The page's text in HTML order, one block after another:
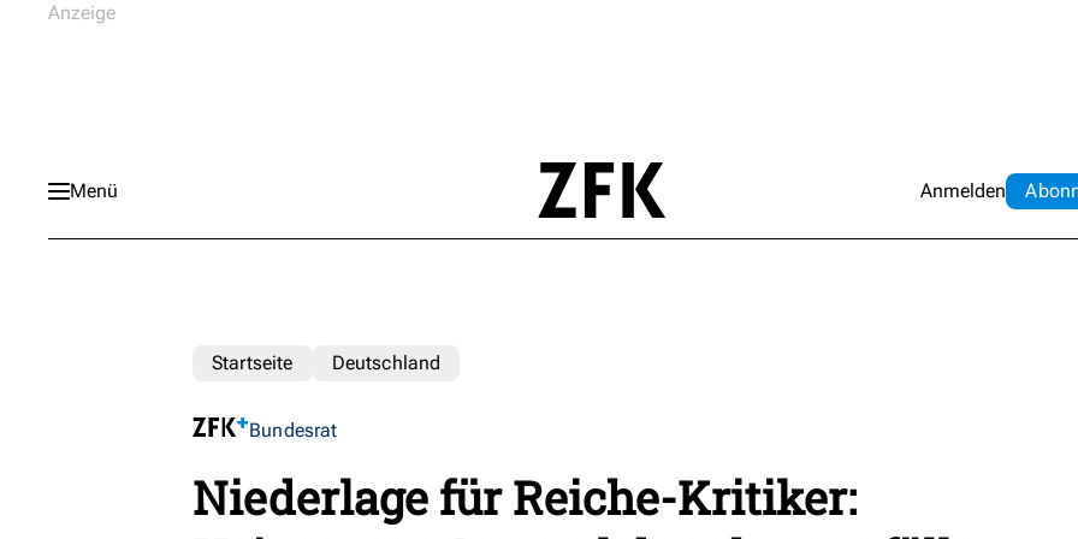
Menü Anmelden Abo
Startseite Deutschland
Bundesrat
Niederlage für Reiche-Kritiker: